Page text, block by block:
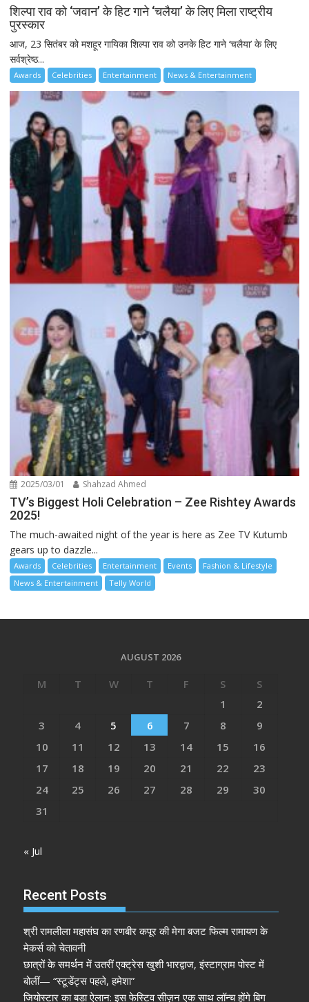
शिल्पा राव को ‘जवान’ के हिट गाने ‘चलैया’ के लिए मिला राष्ट्रीय
पुरस्कार
आज, 23 सितंबर को मशहूर गायिका शिल्पा राव को उनके हिट गाने ‘चलैया’ के लिए
सर्वश्रेष्ठ...
Awards Celebrities Entertainment News & Entertainment
2025/03/01 Shahzad Ahmed
TV’s Biggest Holi Celebration – Zee Rishtey Awards
2025!
The much-awaited night of the year is here as Zee TV Kutumb
gears up to dazzle...
Awards Celebrities Entertainment Events
Fashion & Lifestyle
News & Entertainment
Telly World
AUGUST 2026
M T W T F S
S
1
2
3
4 5 6 7 8
9
10
11 12 13 14 15
16
17
18 19 20 21 22
23
24
25 26 27 28 29
30
31
« Jul
Recent Posts
श्री रामलीला महासंघ का रणबीर कपूर की मेगा बजट फिल्म रामायण के
मेकर्स को चेतावनी
छात्रों के समर्थन में उतरीं एक्ट्रेस खुशी भारद्वाज, इंस्टाग्राम पोस्ट में
बोलीं— “स्टूडेंट्स पहले, हमेशा”
जियोस्टार का बड़ा ऐलान: इस फेस्टिव सीज़न एक साथ लॉन्च होंगे बिग